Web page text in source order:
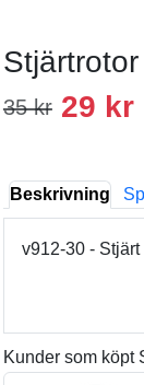
35 kr 29 kr
Beskrivning
v912-30 -
Kunder som köpt